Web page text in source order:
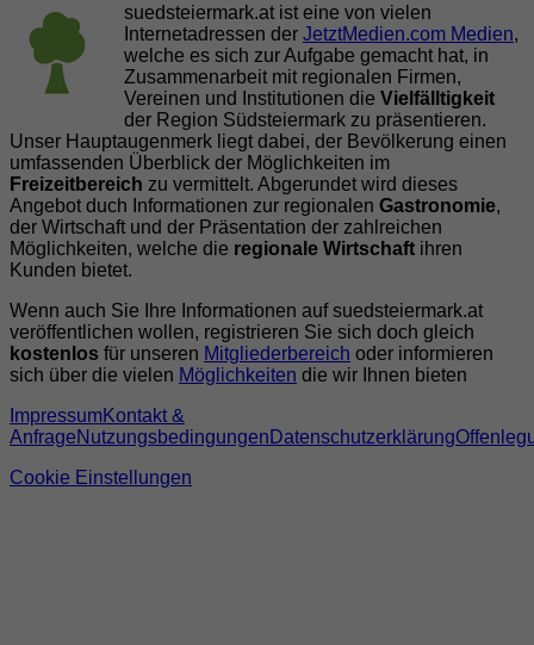
suedsteiermark.at ist eine von vielen
Internetadressen der JetztMedien.com Medien,
welche es sich zur Aufgabe gemacht hat, in
Zusammenarbeit mit regionalen Firmen,
Vereinen und Institutionen die Vielfälltigkeit
der Region Südsteiermark zu präsentieren.
Unser Hauptaugenmerk liegt dabei, der Bevölkerung einen
umfassenden Überblick der Möglichkeiten im
Freizeitbereich zu vermittelt. Abgerundet wird dieses
Angebot duch Informationen zur regionalen Gastronomie,
der Wirtschaft und der Präsentation der zahlreichen
Möglichkeiten, welche die regionale Wirtschaft ihren
Kunden bietet.
Wenn auch Sie Ihre Informationen auf suedsteiermark.at
veröffentlichen wollen, registrieren Sie sich doch gleich
kostenlos für unseren Mitgliederbereich oder informieren
sich über die vielen Möglichkeiten die wir Ihnen bieten
ImpressumKontakt &
AnfrageNutzungsbedingungen Datenschutzerklärung
Cookie Einstellungen